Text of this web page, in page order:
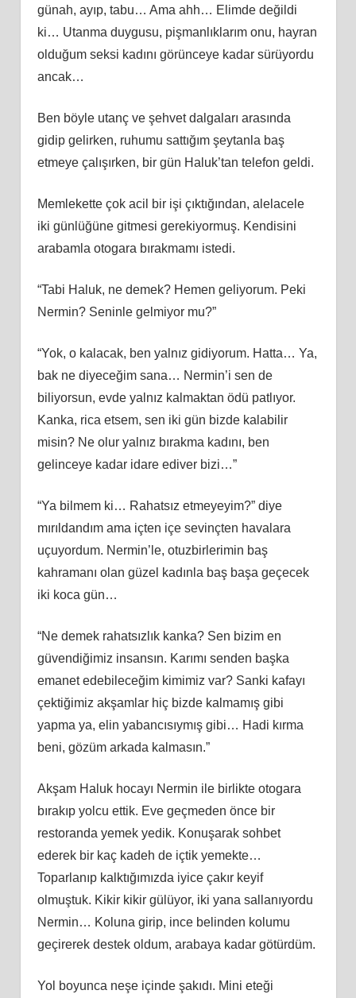
günah, ayıp, tabu… Ama ahh… Elimde değildi
ki… Utanma duygusu, pişmanlıklarım onu, hayran
olduğum seksi kadını görünceye kadar sürüyordu
ancak…
Ben böyle utanç ve şehvet dalgaları arasında
gidip gelirken, ruhumu sattığım şeytanla baş
etmeye çalışırken, bir gün Haluk’tan telefon geldi.
Memlekette çok acil bir işi çıktığından, alelacele
iki günlüğüne gitmesi gerekiyormuş. Kendisini
arabamla otogara bırakmamı istedi.
“Tabi Haluk, ne demek? Hemen geliyorum. Peki
Nermin? Seninle gelmiyor mu?”
“Yok, o kalacak, ben yalnız gidiyorum. Hatta… Ya,
bak ne diyeceğim sana… Nermin’i sen de
biliyorsun, evde yalnız kalmaktan ödü patlıyor.
Kanka, rica etsem, sen iki gün bizde kalabilir
misin? Ne olur yalnız bırakma kadını, ben
gelinceye kadar idare ediver bizi…”
“Ya bilmem ki… Rahatsız etmeyeyim?” diye
mırıldandım ama içten içe sevinçten havalara
uçuyordum. Nermin’le, otuzbirlerimin baş
kahramanı olan güzel kadınla baş başa geçecek
iki koca gün…
“Ne demek rahatsızlık kanka? Sen bizim en
güvendiğimiz insansın. Karımı senden başka
emanet edebileceğim kimimiz var? Sanki kafayı
çektiğimiz akşamlar hiç bizde kalmamış gibi
yapma ya, elin yabancısıymış gibi… Hadi kırma
beni, gözüm arkada kalmasın.”
Akşam Haluk hocayı Nermin ile birlikte otogara
bırakıp yolcu ettik. Eve geçmeden önce bir
restoranda yemek yedik. Konuşarak sohbet
ederek bir kaç kadeh de içtik yemekte…
Toparlanıp kalktığımızda iyice çakır keyif
olmuştuk. Kikir kikir gülüyor, iki yana sallanıyordu
Nermin… Koluna girip, ince belinden kolumu
geçirerek destek oldum, arabaya kadar götürdüm.
Yol boyunca neşe içinde şakıdı. Mini eteği